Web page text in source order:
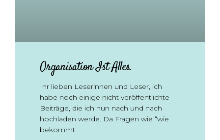
Organisation Ist Alles.
Ihr lieben Leserinnen und Leser, ich
habe noch einige nicht veröffentlichte
Beiträge, die ich nun nach und nach
hochladen werde. Da Fragen wie “wie
bekommt